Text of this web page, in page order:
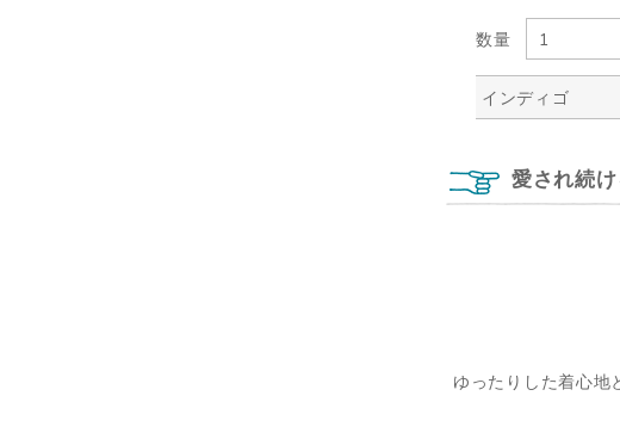
数量
インディゴ
愛され続
ゆったりした着心地